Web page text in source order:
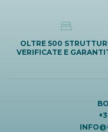
OLTRE 500
VERIFICATE E